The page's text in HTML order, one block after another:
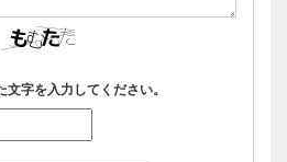
文字を入力してください。